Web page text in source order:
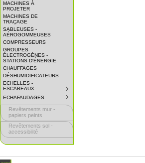
MACHINES À
PROJETER
MACHINES DE
TRAÇAGE
SABLEUSES -
AÉROGOMMEUSES
COMPRESSEURS
GROUPES
ÉLECTROGÈNES -
STATIONS D'ÉNERGIE
CHAUFFAGES
DÉSHUMIDIFICATEURS
ECHELLES -
ESCABEAUX
COLLAPSED.
CLICK
TO
EXPAND
ECHAFAUDAGES
COLLAPSED.
CLICK
EXPAND
SUBMENU.
Revêtements mur -
papiers peints
Revêtements sol -
accessibilité